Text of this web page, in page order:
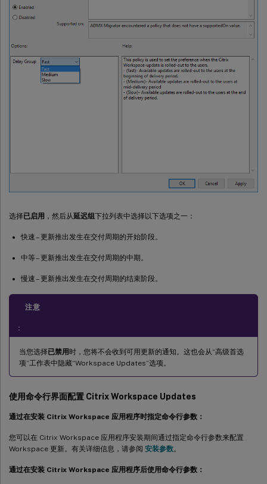
选择已启用 ，然后从延迟组下拉列表中选择以下选项之一：
快速 – 更新推出发生在交付周期的开始阶段。
中等 – 更新推出发生在交付周期的中期。
慢速 – 更新推出发生在交付周期的结束阶段。
注意
：
当您选择已禁用时，您将不会收到可用更新的通知。这也会从“高级首选
项”工作表中隐藏“Workspace Updates”选项。
使用命令行界面配置 Citrix Workspace Updates
通过在安装 Citrix Workspace 应用程序时指定命令行参数：
您可以在 Citrix Workspace 应用程序安装期间通过指定命令行参数来配置
Workspace 更新。有关详细信息，请参阅 安装参数。
通过在安装 Citrix Workspace 应用程序后使用命令行参数：